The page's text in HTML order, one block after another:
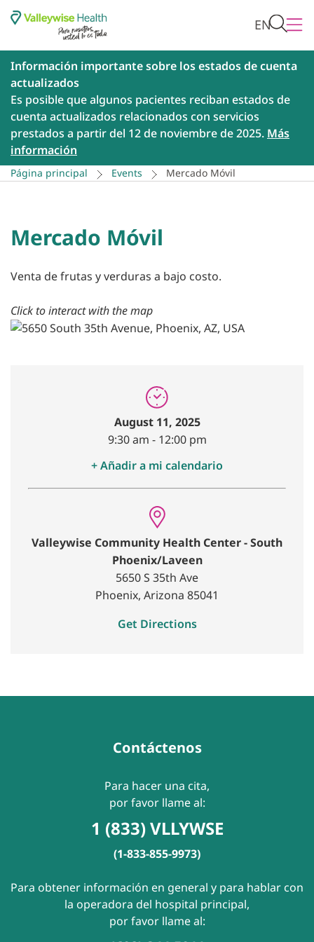
EN
Información importante sobre los estados de cuenta
actualizados
Es posible que algunos pacientes reciban estados de
cuenta actualizados relacionados con servicios
prestados a partir del 12 de noviembre de 2025. Más
información
Página principal Events Mercado Móvil
Mercado Móvil
Venta de frutas y verduras a bajo costo.
Click to interact with the map
August 11, 2025
9:30 am - 12:00 pm
+ Añadir a mi calendario
Valleywise Community Health Center - South
Phoenix/Laveen
5650 S 35th Ave
Phoenix, Arizona 85041
Get Directions
Contáctenos
Para hacer una cita,
por favor llame al:
1 (833) VLLYWSE
(1-833-855-9973)
Para obtener información en general y para hablar con
la operadora del hospital principal,
por favor llame al: